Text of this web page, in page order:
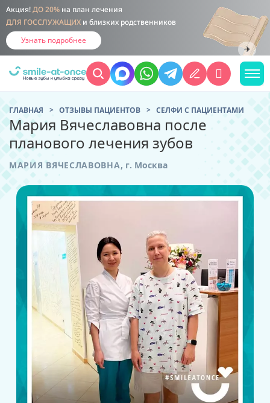
Акция! ДО 20% на план лечения
ДЛЯ ГОССЛУЖАЩИХ и близких родственников
Узнать подробнее
ГЛАВНАЯ ОТЗЫВЫ ПАЦИЕНТОВ CЕЛФИ С ПАЦИЕНТАМИ
Мария Вячеславовна после
планового лечения зубов
МАРИЯ ВЯЧЕСЛАВОВНА, г. Москва